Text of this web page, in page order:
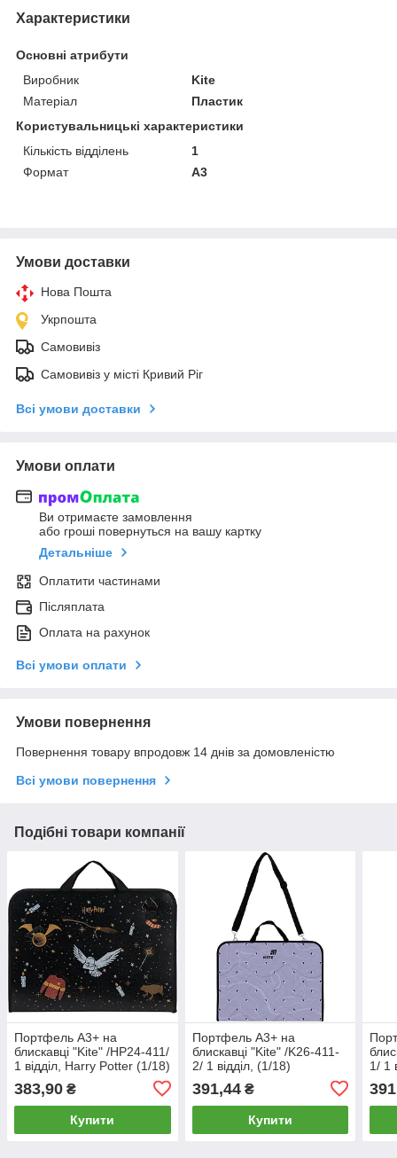
Характеристики
Основні атрибути
Виробник
Kite
Матеріал
Пластик
Користувальницькі характеристики
Кількість відділень
1
Формат
A3
Умови доставки
Нова Пошта
Укрпошта
Самовивіз
Самовивіз у місті Кривий Ріг
Всі умови доставки
Умови оплати
Ви отримаєте замовлення
або гроші повернуться на вашу картку
Детальніше
Оплатити частинами
Післяплата
Оплата на рахунок
Всі умови оплати
Умови повернення
Повернення товару впродовж 14 днів за домовленістю
Всі умови повернення
Подібні товари компанії
Портфель А3+ на
блискавці "Kite" /HP24-411/
1 відділ, Harry Potter (1/18)
383,90 ₴
Купити
Портфель А3+ на
блискавці "Kite" /K26-411-
2/ 1 відділ, (1/18)
391,44₴
Купити
1/ 1